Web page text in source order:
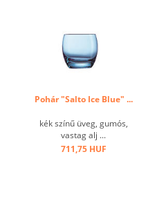
Pohár "Salto Ice Blue" ...
kék színű üveg, gumós,
vastag alj ...
711,75 HUF